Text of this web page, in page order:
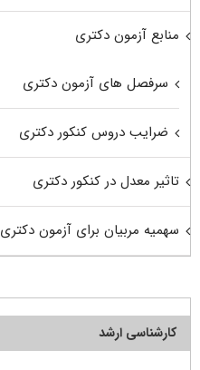
منابع آزمون دکتری
سرفصل های آزمون دکتری
ضرایب دروس کنکور دکتری
تاثیر معدل در کنکور دکتری
سهمیه مربیان برای آزمون دکتری
کارشناسی ارشد